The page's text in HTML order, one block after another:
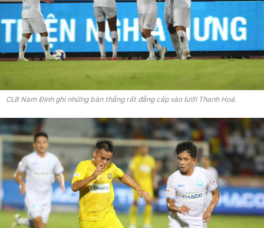
CLB Nam Định ghi những bàn thắng rất đẳng cấp vào lưới Thanh Hoá.